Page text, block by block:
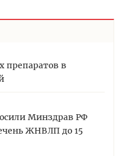
препаратов в
Минздрав РФ
ЖНВЛП до 15